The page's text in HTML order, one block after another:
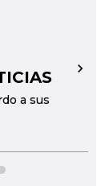
a sus
→